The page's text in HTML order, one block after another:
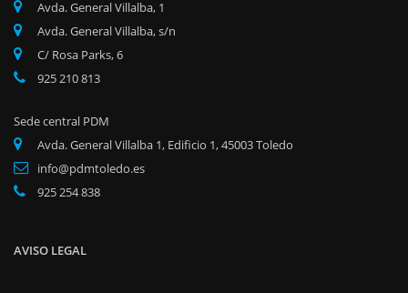
Avda. General Villalba, 1
Avda. General Villalba, s/n
C/ Rosa Parks, 6
925 210 813
Sede central PDM
Avda. General Villalba 1, Edificio 1, 45003 Toledo
info@pdmtoledo.es
925 254 838
AVISO LEGAL